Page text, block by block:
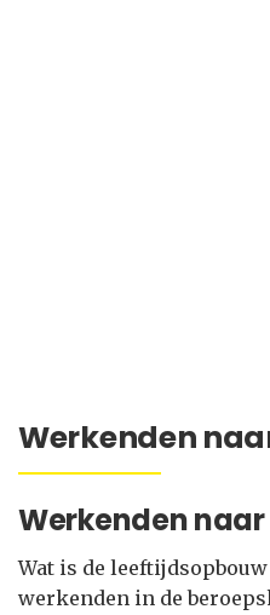
Werkenden
Werkenden
Wat is de
werkenden in de